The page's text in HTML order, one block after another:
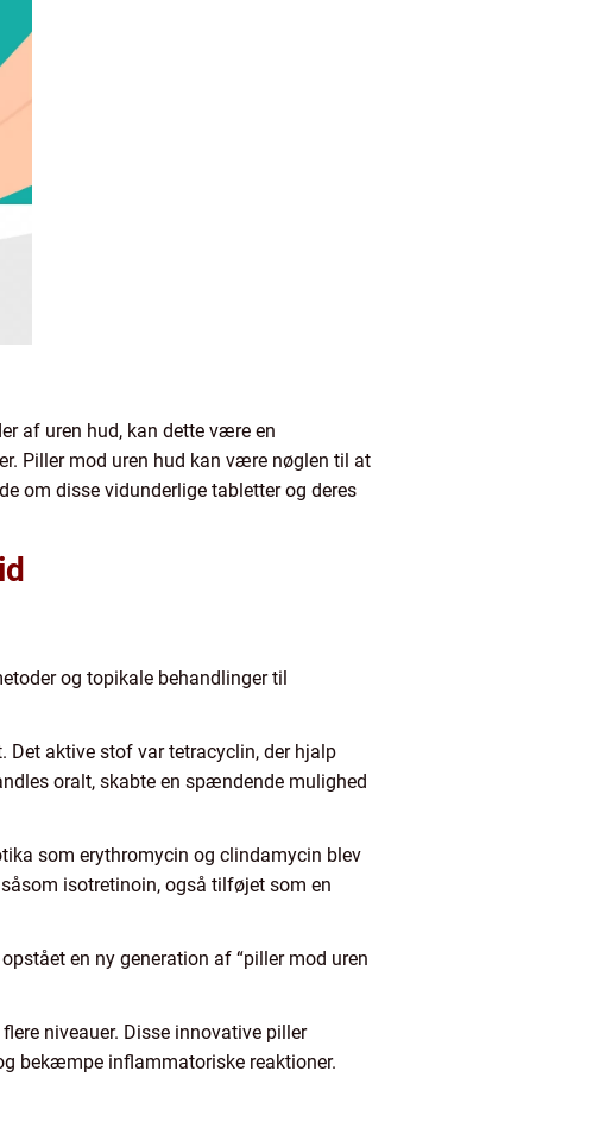
af uren hud, kan dette være en
Piller mod uren hud kan være nøglen til at
om disse vidunderlige tabletter og deres
og topikale behandlinger til
Det aktive stof var tetracyclin, der hjalp
oralt, skabte en spændende mulighed
som erythromycin og clindamycin blev
isotretinoin, også tilføjet som en
en ny generation af “piller mod uren
niveauer. Disse innovative piller
bekæmpe inflammatoriske reaktioner.